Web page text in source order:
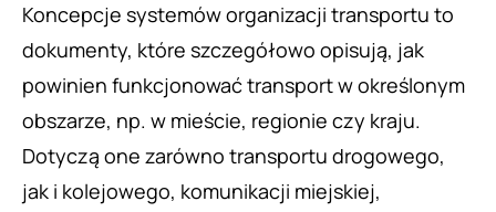
Koncepcje systemów organizacji transportu to
dokumenty, które szczegółowo opisują, jak
powinien funkcjonować transport w określonym
obszarze, np. w mieście, regionie czy kraju.
Dotyczą one zarówno transportu drogowego,
jak i kolejowego, komunikacji miejskiej,